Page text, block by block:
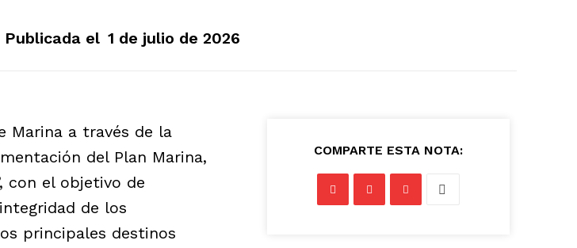
Publicada el 1 de julio de 2026
Marina a través de la
del Plan Marina,
con el objetivo de
de los
principales destinos
COMPARTE ESTA NOTA: